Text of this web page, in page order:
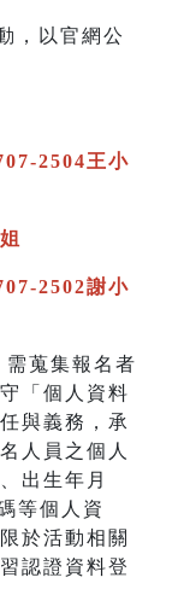
，以官網公
2504王小
2502謝小
蒐集報名者
「個人資料
與義務，承
人員之個人
出生年月
等個人資
於活動相關
認證資料登